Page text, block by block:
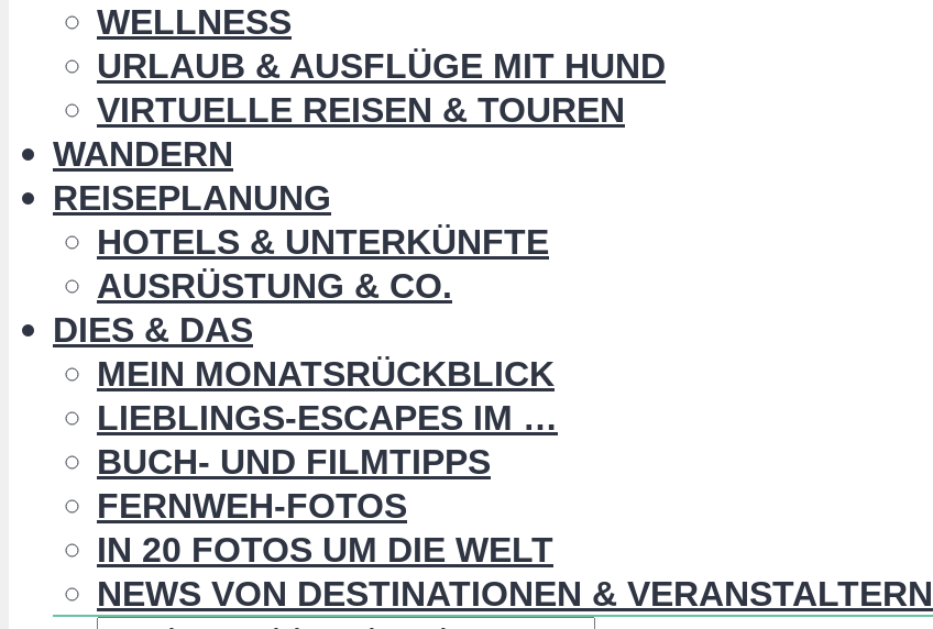
WELLNESS
URLAUB & AUSFLÜGE MIT HUND
VIRTUELLE REISEN & TOUREN
WANDERN
REISEPLANUNG
HOTELS & UNTERKÜNFTE
AUSRÜSTUNG & CO.
DIES & DAS
MEIN MONATSRÜCKBLICK
LIEBLINGS-ESCAPES IM …
BUCH- UND FILMTIPPS
FERNWEH-FOTOS
IN 20 FOTOS UM DIE WELT
NEWS VON DESTINATIONEN & VERANSTALTERN